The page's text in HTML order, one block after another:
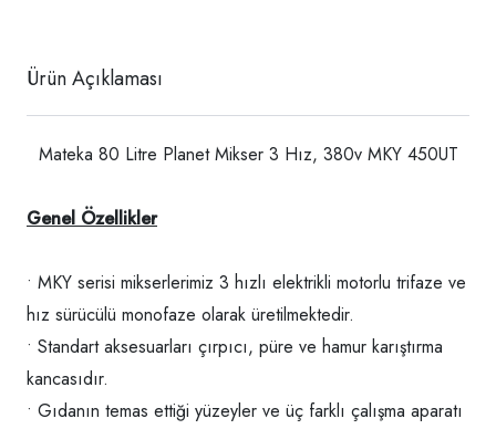
Ürün Açıklaması
Mateka 80 Litre Planet Mikser 3 Hız, 380v MKY 450UT
Genel Özellikler
• MKY serisi mikserlerimiz 3 hızlı elektrikli motorlu trifaze ve
hız sürücülü monofaze olarak üretilmektedir.
• Standart aksesuarları çırpıcı, püre ve hamur karıştırma
kancasıdır.
• Gıdanın temas ettiği yüzeyler ve üç farklı çalışma aparatı